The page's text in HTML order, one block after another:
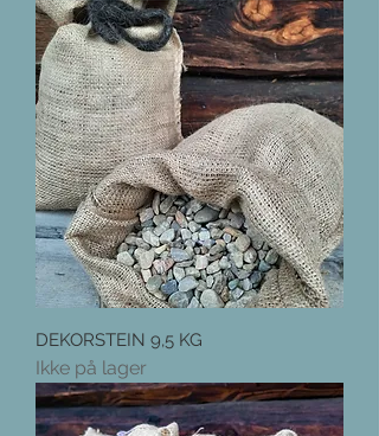
DEKORSTEIN 9,5 KG
Ikke på lager